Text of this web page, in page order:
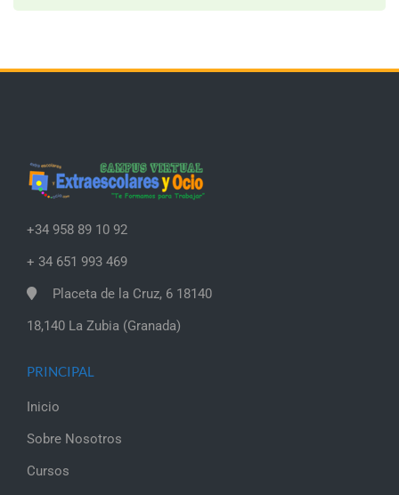
+34 958 89 10 92
+ 34 651 993 469
Placeta de la Cruz, 6 18140
18,140 La Zubia (Granada)
PRINCIPAL
Inicio
Sobre Nosotros
Cursos